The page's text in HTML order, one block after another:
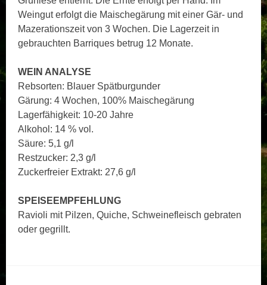
Weingut erfolgt die Maischegärung mit einer Gär- und
Mazerationszeit von 3 Wochen. Die Lagerzeit in
gebrauchten Barriques betrug 12 Monate.
WEIN ANALYSE
Rebsorten: Blauer Spätburgunder
Gärung: 4 Wochen, 100% Maischegärung
Lagerfähigkeit: 10-20 Jahre
Alkohol: 14 % vol.
Säure: 5,1 g/l
Restzucker: 2,3 g/l
Zuckerfreier Extrakt: 27,6 g/l
SPEISEEMPFEHLUNG
Ravioli mit Pilzen, Quiche, Schweinefleisch gebraten
oder gegrillt.